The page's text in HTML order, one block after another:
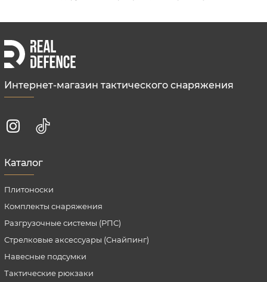
Интернет-магазин тактического снаряжения
Каталог
Плитоноски
Комплекты снаряжения
Разгрузочные системы (РПС)
Стрелковые аксессуары (Снайпинг)
Навесные подсумки
Тактические рюкзаки